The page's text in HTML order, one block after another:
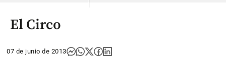
El Circo
07 de junio de 2013